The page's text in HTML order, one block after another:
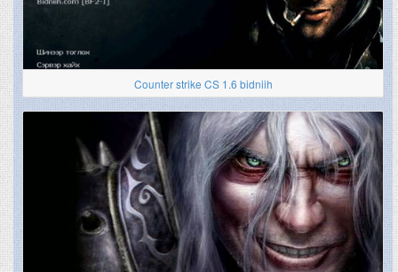
Counter strike CS 1.6 bidniih